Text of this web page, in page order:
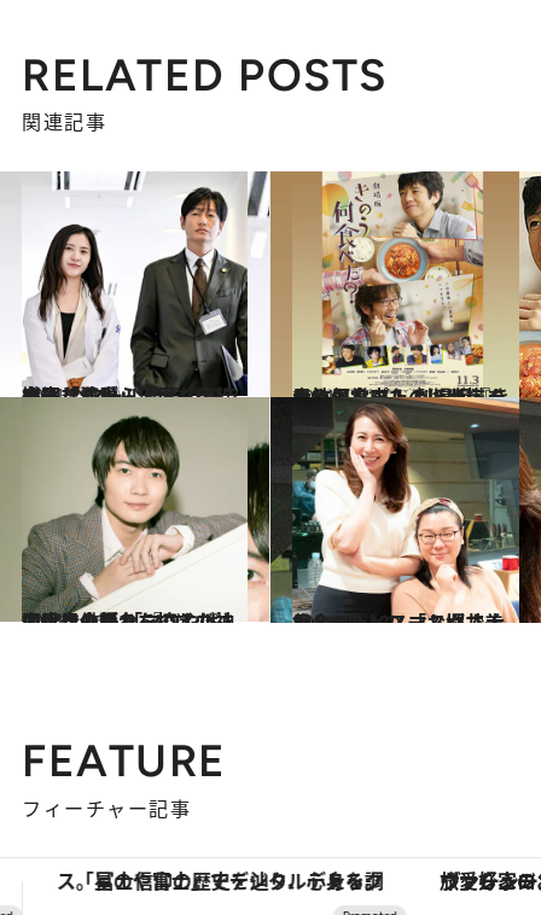
RELATED POSTS
関連記事
2021.11.18
繊細な演出、丁寧な伏線 考察しながら何度も楽しめる 今クール最高のドラマは「最愛」！
カルチャー 2021.11.17
大ヒット中！ 劇場版『きのう何食べた？』が描く 男性カップルのほほえましい日常
カルチャー
2021.11.2
二度目の舞台を控えた神木隆之介が 「マジやばい！」と語る 『コント』同世代俳優たちのすごさ
カルチャー 2021.10.22
ジェーン・スー＆堀井美香と100人の 「おばさん」フェイスマスクで大集合
カルチャー
FEATURE
フィーチャー記事
ヴァシュロン・コンスタンタン「オーヴァーシーズ・オートマティック」。旅愛好家のお気に入りコレクションから、ジェンダーレスな新作が登場 【銀座で出合う最旬美容】美髪ケアや上質